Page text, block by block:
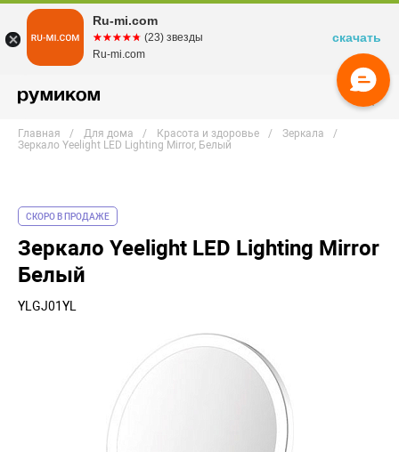
Главная Для дома Красота и здоровье
Зеркала
Зеркало Yeelight LED Lighting Mirror, Белый
СКОРО В ПРОДАЖЕ
Зеркало Yeelight LED Lighting Mirror
Белый
YLGJ01YL
Ru-mi.com
☆☆☆☆☆
★★★★★ (23) звезды
Ru-mi.com
скачать